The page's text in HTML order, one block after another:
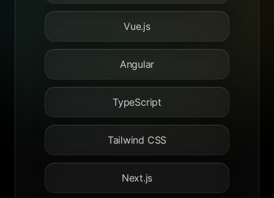
Vue.js
Angular
TypeScript
Tailwind CSS
Next.js